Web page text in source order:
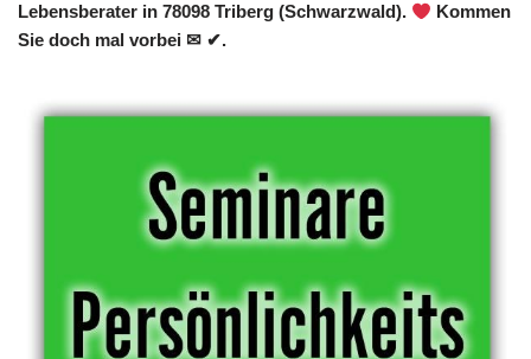
Lebensberater in 78098 Triberg (Schwarzwald).
Kommen
Sie doch mal vorbei ✉ ✔.